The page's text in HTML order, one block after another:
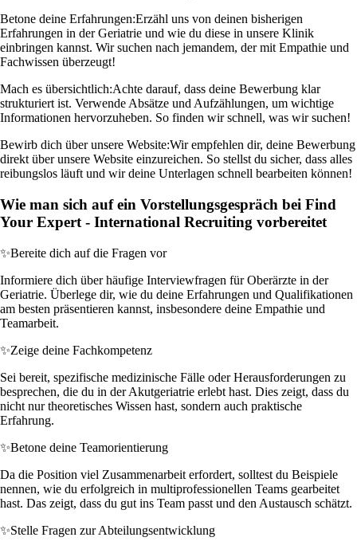
Betone deine Erfahrungen:Erzähl uns von deinen bisherigen
Erfahrungen in der Geriatrie und wie du diese in unsere Klinik
einbringen kannst. Wir suchen nach jemandem, der mit Empathie und
Fachwissen überzeugt!
Mach es übersichtlich:Achte darauf, dass deine Bewerbung klar
strukturiert ist. Verwende Absätze und Aufzählungen, um wichtige
Informationen hervorzuheben. So finden wir schnell, was wir suchen!
Bewirb dich über unsere Website:Wir empfehlen dir, deine Bewerbung
direkt über unsere Website einzureichen. So stellst du sicher, dass alles
reibungslos läuft und wir deine Unterlagen schnell bearbeiten können!
Wie man sich auf ein Vorstellungsgespräch bei Find
Your Expert - International Recruiting vorbereitet
✨Bereite dich auf die Fragen vor
Informiere dich über häufige Interviewfragen für Oberärzte in der
Geriatrie. Überlege dir, wie du deine Erfahrungen und Qualifikationen
am besten präsentieren kannst, insbesondere deine Empathie und
Teamarbeit.
✨Zeige deine Fachkompetenz
Sei bereit, spezifische medizinische Fälle oder Herausforderungen zu
besprechen, die du in der Akutgeriatrie erlebt hast. Dies zeigt, dass du
nicht nur theoretisches Wissen hast, sondern auch praktische
Erfahrung.
✨Betone deine Teamorientierung
Da die Position viel Zusammenarbeit erfordert, solltest du Beispiele
nennen, wie du erfolgreich in multiprofessionellen Teams gearbeitet
hast. Das zeigt, dass du gut ins Team passt und den Austausch schätzt.
✨Stelle Fragen zur Abteilungsentwicklung